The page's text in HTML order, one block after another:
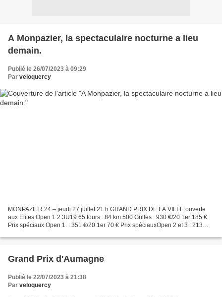
A Monpazier, la spectaculaire nocturne a lieu
demain.
Publié le 26/07/2023 à 09:29
Par veloquercy
MONPAZIER 24 – jeudi 27 juillet 21 h GRAND PRIX DE LA VILLE ouverte
aux Elites Open 1 2 3U19 65 tours : 84 km 500 Grilles : 930 €/20 1er 185 €
Prix spéciaux Open 1. : 351 €/20 1er 70 € Prix spéciauxOpen 2 et 3 : 213
Grand Prix d'Aumagne
Publié le 22/07/2023 à 21:38
Par veloquercy